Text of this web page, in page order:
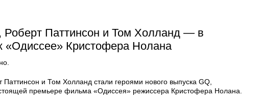
Роберт Паттинсон и Том Холланд — в
«Одиссее» Кристофера Нолана
и Том Холланд стали героями нового выпуска GQ,
премьере фильма «Одиссея» режиссера Кристофера Нолана.